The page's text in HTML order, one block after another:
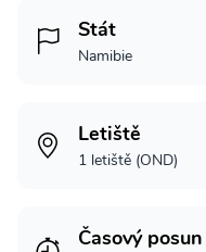
Stát
Namibie
Letiště
1 letiště (OND)
Časový posun